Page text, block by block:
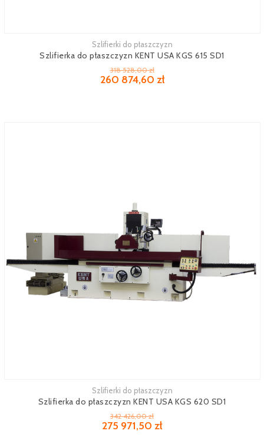
Szlifierki do płaszczyzn
Szlifierka do płaszczyzn KENT USA KGS 615 SD1
318 528,00 zł
260 874,60 zł
Szlifierki do płaszczyzn
Szlifierka do płaszczyzn KENT USA KGS 620 SD1
342 426,00 zł
275 971,50 zł